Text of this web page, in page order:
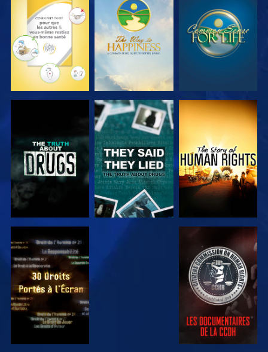
REGARDER REGARDER REGARDER
REGARDER REGARDER
REGARDER REGARDER